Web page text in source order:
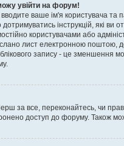
увійти на форум!
ваше ім'я користувача
дотримуватись інструкцій, які
користувачами або
лист електронною поштою,
запису - це
за все, переконайтесь, чи
доступ до форуму. Також